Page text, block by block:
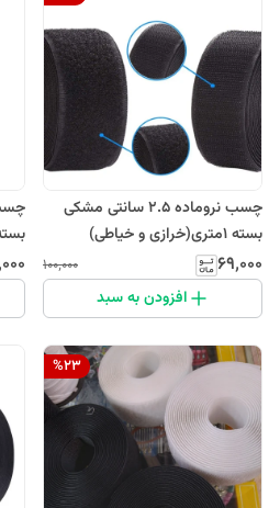
چسب نروماده 2.5 سانتی مشکی
بسته 1متری(خرازی و خیاطی)
۶۹٬۰۰۰ ۱۰۰٬۰۰۰
افزودن به سبد
بسته 1
%23